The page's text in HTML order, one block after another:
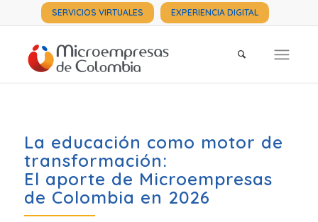
SERVICIOS VIRTUALES EXPERIENCIA DIGITAL
La educación como motor de
transformación:
El aporte de Microempresas
de Colombia en 2026